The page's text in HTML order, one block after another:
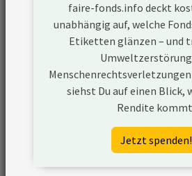
Canadian
(CNRL)
https://
Konflikte
Kurzbeschreibung
Canadian
(CNRL) ist ein
Kanada, das
faire-fonds.info deckt
unabhängig auf, welche
Etiketten glänzen – und
siehst Du auf einen Blick,
Rendite
Jetzt spenden!